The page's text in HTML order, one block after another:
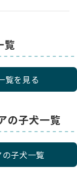
覧
覧を見る
の子犬一覧
子犬一覧